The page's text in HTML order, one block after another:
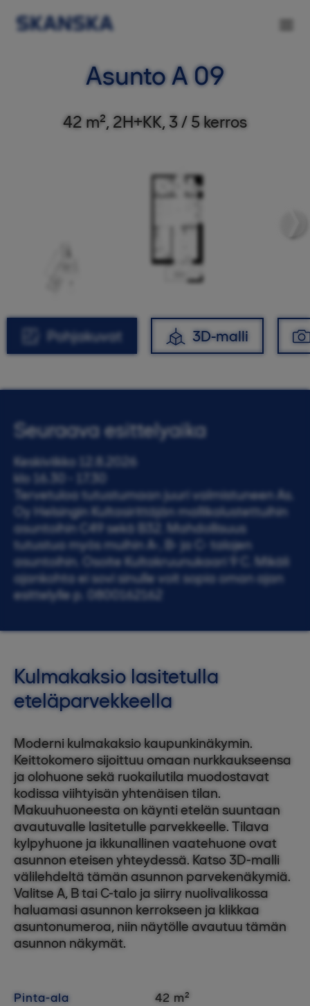
Asunto A 09
42 m², 2H+KK, 3 / 5 kerros
Pohjakuvat 3D-malli
Seuraava esittelyaika
Keskiviikko 12.8.2026
klo 16.30 - 17.30
Tervetuloa tutustumaan juuri valmistuneen As.
Oy Helsingin Kultasirittäjän mallikalustettuihin
asuntoihin C49 sekä B32. Mahdollisuus
tutustua myös muihin A-, B- ja C- talojen
asuntoihin. Osoite Kultakruunukaari 9 C. Mikäli
ajankohta ei sovi sinulle voit sopia oman ajan
esittelylle p. 0800162162
Kulmakaksio lasitetulla
eteläparvekkeella
Moderni kulmakaksio kaupunkinäkymin.
Keittokomero sijoittuu omaan nurkkaukseensa
ja olohuone sekä ruokailutila muodostavat
kodissa viihtyisän yhtenäisen tilan.
Makuuhuoneesta on käynti etelän suuntaan
avautuvalle lasitetulle parvekkeelle. Tilava
kylpyhuone ja ikkunallinen vaatehuone ovat
asunnon eteisen yhteydessä. Katso 3D-malli
välilehdeltä tämän asunnon parvekenäkymiä.
Valitse A, B tai C-talo ja siirry nuolivalikossa
haluamasi asunnon kerrokseen ja klikkaa
asuntonumeroa, niin näytölle avautuu tämän
asunnon näkymät.
Pinta-ala
42 m²